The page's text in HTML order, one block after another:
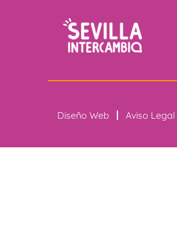
Diseño Web Aviso Legal